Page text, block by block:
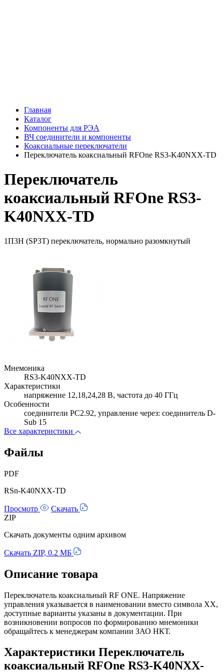
Главная
Каталог
Компоненты для РЭА
ВЧ соединители и компоненты
Коаксиальные переключатели
Переключатель коаксиальный RFOne RS3-K40NXX-TD
Переключатель
коаксиальный RFOne RS3-
K40NXX-TD
1П3Н (SP3T) переключатель, нормально разомкнутый
Мнемоника
RS3-K40NXX-TD
Характеристики
напряжение 12,18,24,28 В, частота до 40 ГГц
Особенности
соединители PC2.92, управление через: соединитель D-
Sub 15
Все характеристики
Файлы
PDF
RSn-K40NXX-TD
Просмотр
Скачать
ZIP
Скачать документы одним архивом
Скачать ZIP, 0.2 МБ
Описание товара
Переключатель коаксиальный RF ONE. Напряжение
управления указывается в наименовании вместо символа ХХ,
доступные варианты указаны в документации. При
возникновении вопросов по формированию мнемоники
обращайтесь к менеджерам компании ЗАО НКТ.
Характеристики Переключатель
коаксиальный RFOne RS3-K40NXX-